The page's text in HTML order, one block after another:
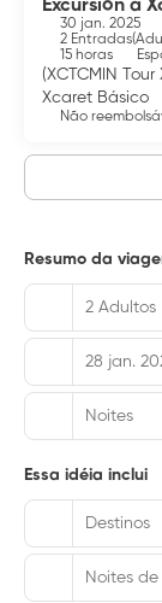
Excursión a
30 jan. 2025
2 Entradas(
15 horas
(XCTCMIN
Xcaret Básico
Não
Resumo da
2 Adultos
28 jan.
Noites
Essa idéia inclui
Destinos
Noites